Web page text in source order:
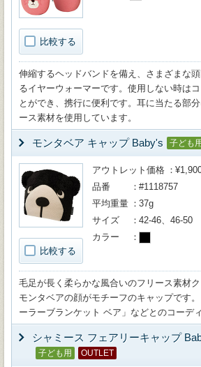
比較する
伸縮するヘッドバンドを備え、さまざまな
るイヤーウォーマーです。使用しない時は
とができ、携行に便利です。耳に当たる部
ース素材を使用しています。
モンタベア キャップ Baby's 子ども用
比較する
アウトレット価格
品番
#1118757
平均重量
37g
サイズ
42-46、46-50
カラー
毛足が長く柔らかな風合いのフリース素材ク
モンタベアの顔がモチーフのキャップです
ーラーブランケット ベア」などとのコーデ
シャミース フェアリーキャップ
子ども用 OUTLET